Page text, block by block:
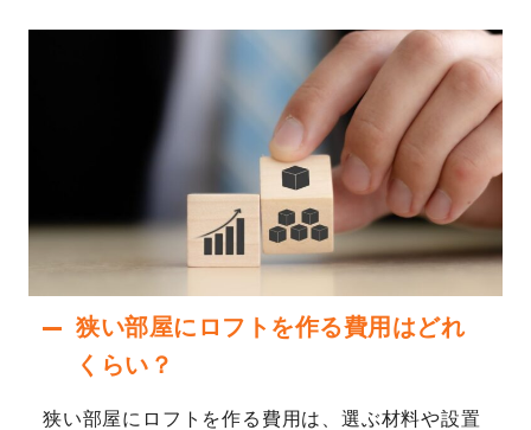
狭い部屋にロフトを作る費用はどれ
くらい？
狭い部屋にロフトを作る費用は、選ぶ材料や設置